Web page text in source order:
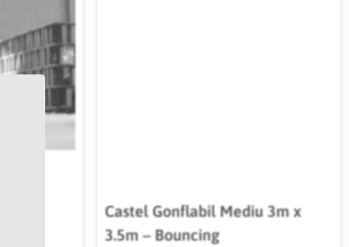
Castel Gonflabil Mediu 3m x
3.5m – Bouncing